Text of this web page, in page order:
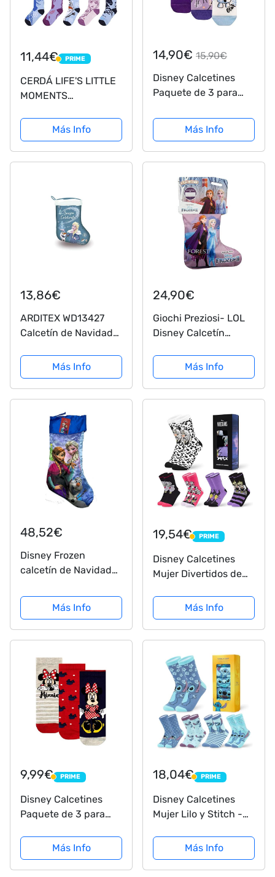
11,44€ PRIME
PRIME
CERDÁ LIFE'S LITTLE
MOMENTS
C81 Pack de 5
Calcetines de
Algodón de Frozen
Disney, Multicolor,
Talla 23 a 25...
Más Info
14,90€ 15,90€
Disney Calcetines
Paquete de 3 para
Multicolor 31-36
Más Info
13,86€
ARDITEX WD13427
Calcetín de Navidad
42x32cm de Disney-
Frozen II
Más Info
24,90€
Giochi Preziosi- LOL
Disney Calcetín
Multicolor (CAF01000)
Más Info
48,52€
Disney Frozen
calcetín de Navidad
totalmente impreso
Más Info
19,54€ PRIME
PRIME
Disney Calcetines
Mujer Divertidos de
Pack de 5 Calcetines
Altos Mujer, Regalos
Originales para Mujer
Más Info
9,99€ PRIME
PRIME
Disney Calcetines
Paquete de 3 para
Multicolor 27/30
Más Info
18,04€ PRIME
PRIME
Disney Calcetines
Mujer Lilo y Stitch -
Más Info